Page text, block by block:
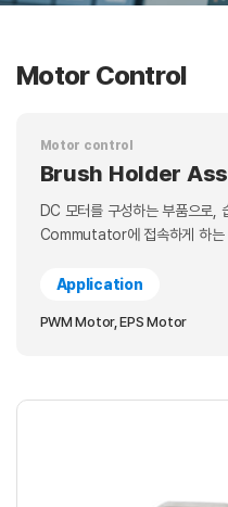
Motor Control
Motor control
Brush Holder
DC 모터를 구성하는 부품으로,
Commutator에 접속하게 하는
Application
PWM Motor, EPS Motor